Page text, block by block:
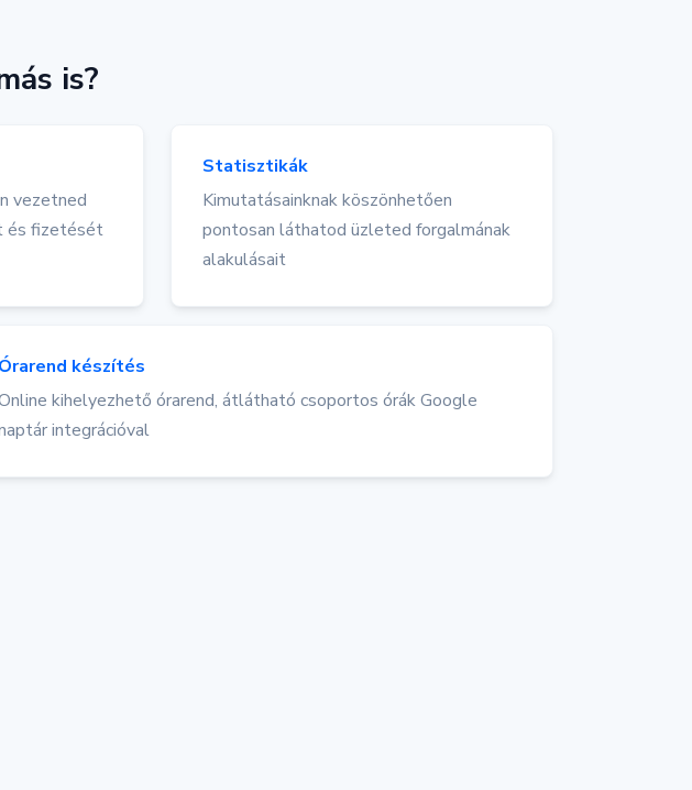
is?
vezetned
és fizetését
Statisztikák
Kimutatásainknak köszönhetően
pontosan láthatod üzleted forgalmának
alakulásait
Órarend készítés
kihelyezhető órarend, átlátható csoportos órák Google
integrációval